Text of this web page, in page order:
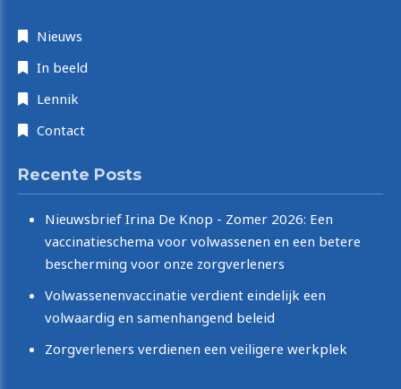
Nieuws
In beeld
Lennik
Contact
Recente Posts
Nieuwsbrief Irina De Knop - Zomer 2026: Een
vaccinatieschema voor volwassenen en een betere
bescherming voor onze zorgverleners
Volwassenenvaccinatie verdient eindelijk een
volwaardig en samenhangend beleid
Zorgverleners verdienen een veiligere werkplek